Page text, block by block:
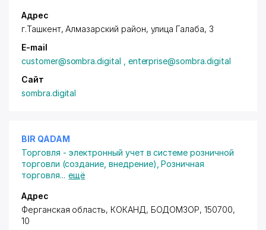
Адрес
г.Ташкент,Алмазарский район, улица Галаба, 3
E-mail
customer@sombra.digital , enterprise@sombra.digital
Сайт
sombra.digital
BIR QADAM
Торговля - электронный учет в системе розничной
торговли (создание, внедрение) ,Розничная
торговля... ещё
Адрес
Ферганская область, КОКАНД, БОДОМЗОР, 150700,
10